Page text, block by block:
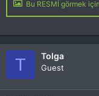
Bu RESMİ görmek
T Tolga
Guest